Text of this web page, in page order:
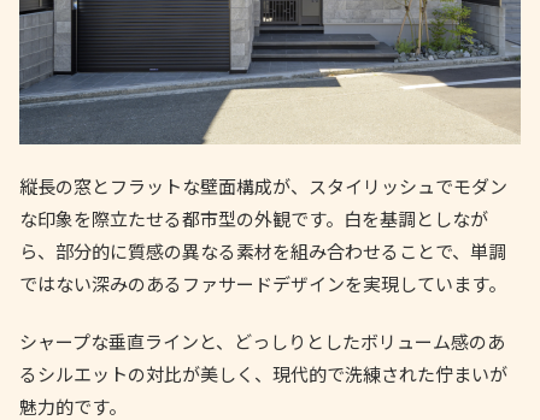
縦長の窓とフラットな壁面構成が、スタイリッシュでモダン
な印象を際立たせる都市型の外観です。白を基調としなが
ら、部分的に質感の異なる素材を組み合わせることで、単調
ではない深みのあるファサードデザインを実現しています。
シャープな垂直ラインと、どっしりとしたボリューム感のあ
るシルエットの対比が美しく、現代的で洗練された佇まいが
魅力的です。